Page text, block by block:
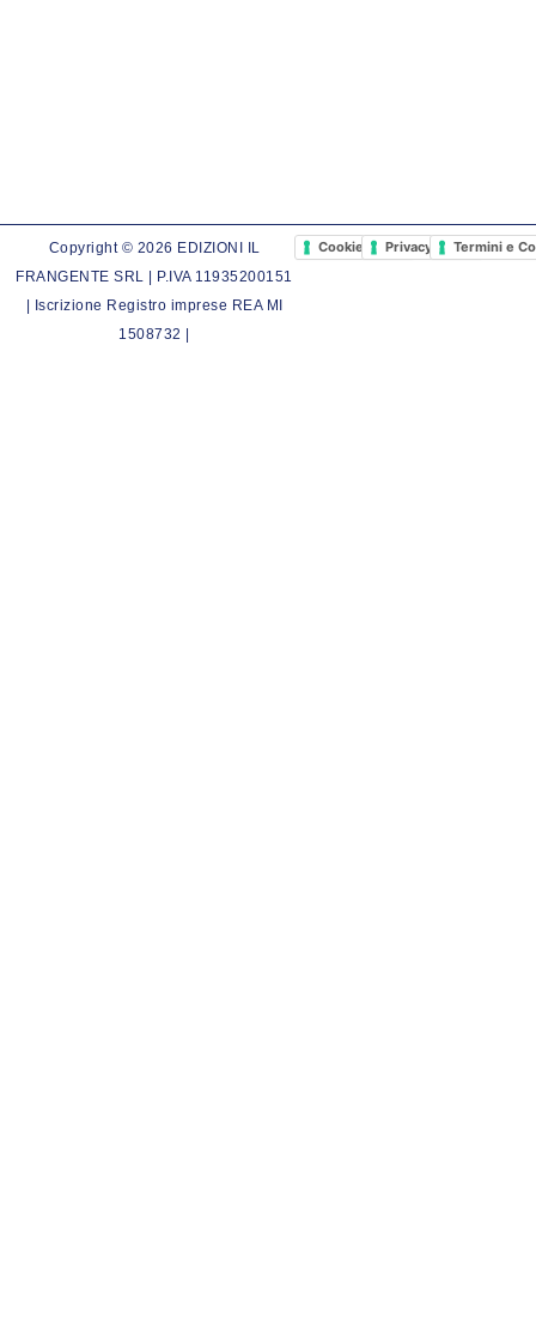
Copyright © 2026 EDIZIONI IL
FRANGENTE SRL | P.IVA 11935200151
| Iscrizione Registro imprese REA MI
1508732 |
Cookie PolicyPrivacy PolicyTermini e